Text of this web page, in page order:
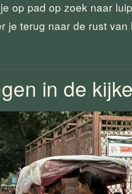
op pad op zoek naar
je terug naar de rust van
in de